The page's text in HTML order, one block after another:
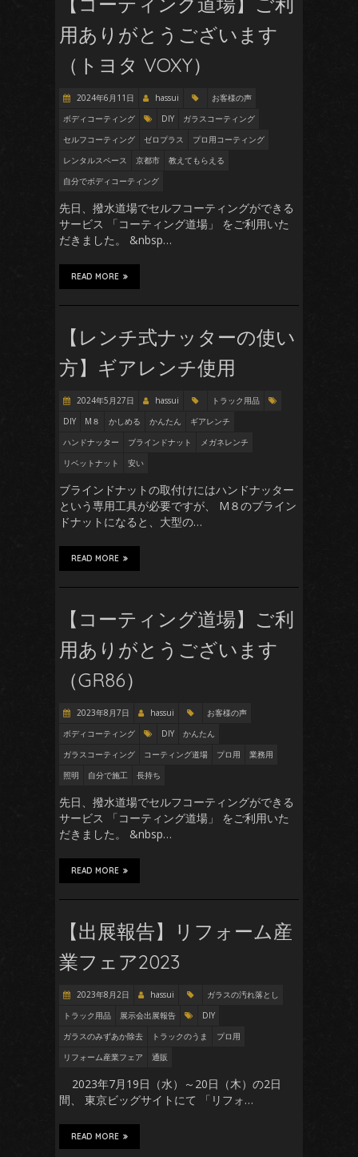
用ありがとうございます
（トヨタ VOXY）
2024年6月11日 hassui
お客様の声
ボディコーティング
DIY
ガラスコーティング
セルフコーティング
ゼロプラス
プロ用コーティング
レンタルスペース
京都市
教えてもらえる
自分でボディコーティング
先日、撥水道場でセルフコーティングができる
サービス 「コーティング道場」 をご利用いた
だきました。 &nbsp…
READ MORE
【レンチ式ナッターの使い
方】ギアレンチ使用
2024年5月27日 hassui
トラック用品
DIY
M８ かしめる かんたん
ギアレンチ
ハンドナッター
ブラインドナット
メガネレンチ
リベットナット
安い
ブラインドナットの取付けにはハンドナッター
という専用工具が必要ですが、 M８のブライン
ドナットになると、大型の…
READ MORE
【コーティング道場】ご利
用ありがとうございます
（GR86）
2023年8月7日 hassui
お客様の声
ボディコーティング
DIY
かんたん
ガラスコーティング
コーティング道場 プロ用
業務用
照明
自分で施工 長持ち
先日、撥水道場でセルフコーティングができる
サービス 「コーティング道場」 をご利用いた
だきました。 &nbsp…
READ MORE
【出展報告】リフォーム産
業フェア2023
2023年8月2日 hassui
ガラスの汚れ落とし
トラック用品
展示会出展報告
DIY
ガラスのみずあか除去
トラックのうま
プロ用
リフォーム産業フェア
通販
2023年7月19日（水）～20日（木）の2日
間、 東京ビッグサイトにて 「リフォ…
READ MORE